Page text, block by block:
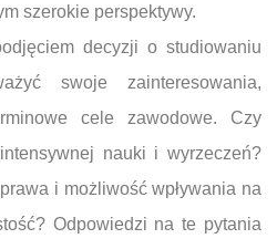
szerokie perspektywy.
decyzji o studiowaniu
swoje zainteresowania,
cele zawodowe. Czy
nauki i wyrzeczeń?
i możliwość wpływania na
Odpowiedzi na te pytania